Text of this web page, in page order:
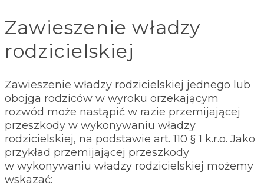
Zawieszenie władzy
rodzicielskiej
Zawieszenie władzy rodzicielskiej jednego lub
obojga rodziców w wyroku orzekającym
rozwód może nastąpić w razie przemijającej
przeszkody w wykonywaniu władzy
rodzicielskiej, na podstawie art. 110 § 1 k.r.o. Jako
przykład przemijającej przeszkody
w wykonywaniu władzy rodzicielskiej możemy
wskazać: